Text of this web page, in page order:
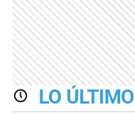
LO ÚLTIMO